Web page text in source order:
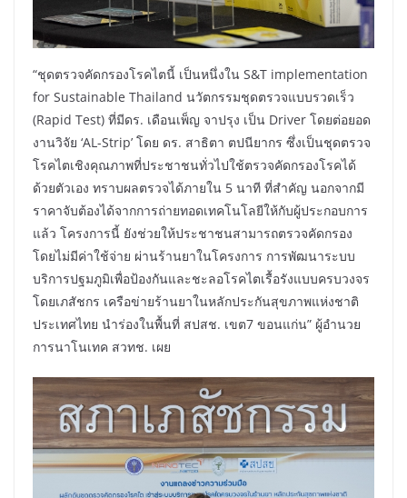
​“ชุดตรวจคัดกรองโรคไตนี้ เป็นหนึ่งใน S&T implementation
for Sustainable Thailand นวัตกรรมชุดตรวจแบบรวดเร็ว
(Rapid Test) ที่มีดร. เดือนเพ็ญ จาปรุง เป็น Driver โดยต่อยอด
งานวิจัย ‘AL-Strip’ โดย ดร. สาธิตา ตปนียากร ซึ่งเป็นชุดตรวจ
โรคไตเชิงคุณภาพที่ประชาชนทั่วไปใช้ตรวจคัดกรองโรคได้
ด้วยตัวเอง ทราบผลตรวจได้ภายใน 5 นาที ที่สำคัญ นอกจากมี
ราคาจับต้องได้จากการถ่ายทอดเทคโนโลยีให้กับผู้ประกอบการ
แล้ว โครงการนี้ ยังช่วยให้ประชาชนสามารถตรวจคัดกรอง
โดยไม่มีค่าใช้จ่าย ผ่านร้านยาในโครงการ การพัฒนาระบบ
บริการปฐมภูมิเพื่อป้องกันและชะลอโรคไตเรื้อรังแบบครบวงจร
โดยเภสัชกร เครือข่ายร้านยาในหลักประกันสุขภาพแห่งชาติ
ประเทศไทย นำร่องในพื้นที่ สปสช. เขต7 ขอนแก่น” ผู้อำนวย
การนาโนเทค สวทช. เผย​